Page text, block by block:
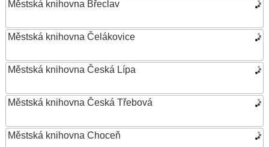
Městská knihovna Břeclav
Městská knihovna Čelákovice
Městská knihovna Česká Lípa
Městská knihovna Česká Třebová
Městská knihovna Choceň